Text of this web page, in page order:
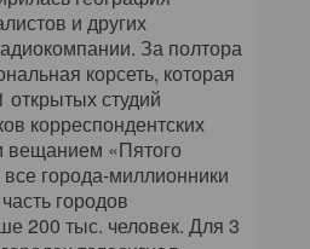
и других
За полтора
корсеть, которая
открытых студий
корреспондентских
«Пятого
города-миллионники
городов
200 тыс. человек. Для 3